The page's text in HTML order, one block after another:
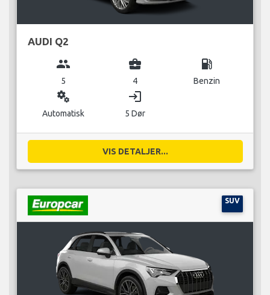
AUDI Q2
group
5
business_center
4
local_gas_station
Benzin
miscellaneous_services
Automatisk
login
5 Dør
VIS DETALJER...
SUV